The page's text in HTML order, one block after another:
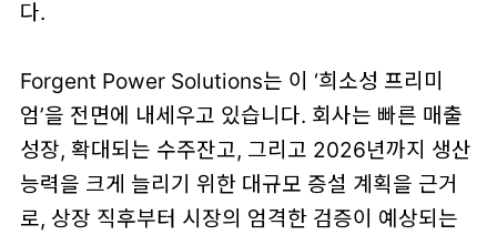
다.
Forgent Power Solutions는 이 ‘희소성 프리미
엄’을 전면에 내세우고 있습니다. 회사는 빠른 매출
성장, 확대되는 수주잔고, 그리고 2026년까지 생산
능력을 크게 늘리기 위한 대규모 증설 계획을 근거
로, 상장 직후부터 시장의 엄격한 검증이 예상되는